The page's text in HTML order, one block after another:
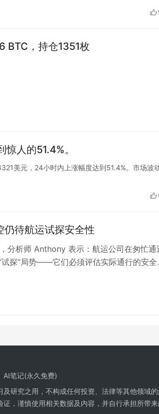
BTC，持仓1351枚
人的51.4%。
美元，24小时内上涨幅度达到51.4%。市场波
仍待航运试探安全性
分析师 Anthony 表示：航运公司在匆忙通
试探”局势——它们必须评估实际通行的安全
AI笔记(永久免费)
研究之用，不构成任何投资、法律等其他领域
，谨慎使用相关数据及内容，并自行承担所带